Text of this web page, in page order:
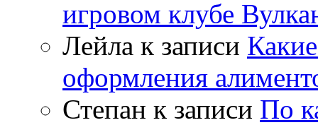
игровом клубе
Лейла к записи
оформления
Степан к записи По